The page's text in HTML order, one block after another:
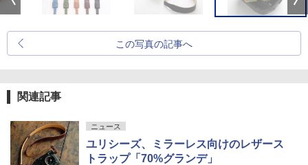
この写真の記事へ
関連記事
ニュース
ユリシーズ、ミラーレス向けのレザース
トラップ「70%グランデ」